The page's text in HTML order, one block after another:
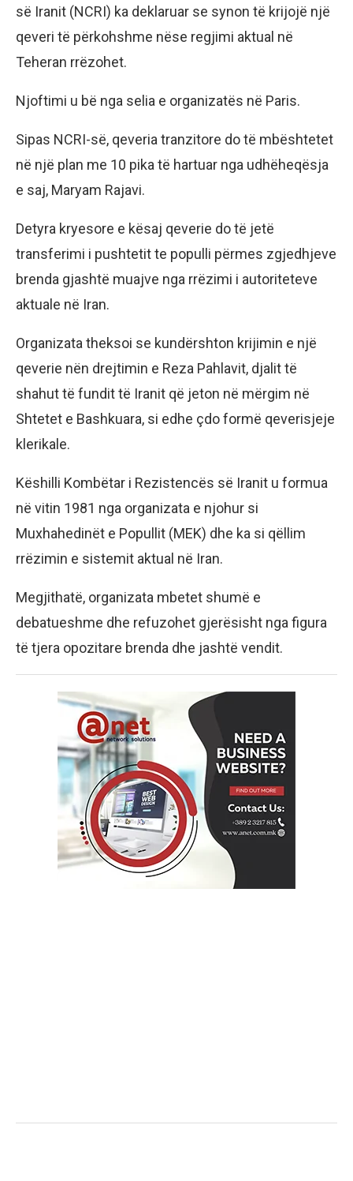
së Iranit (NCRI) ka deklaruar se synon të krijojë një
qeveri të përkohshme nëse regjimi aktual në
Teheran rrëzohet.
Njoftimi u bë nga selia e organizatës në Paris.
Sipas NCRI-së, qeveria tranzitore do të mbështetet
në një plan me 10 pika të hartuar nga udhëheqësja
e saj, Maryam Rajavi.
Detyra kryesore e kësaj qeverie do të jetë
transferimi i pushtetit te populli përmes zgjedhjeve
brenda gjashtë muajve nga rrëzimi i autoriteteve
aktuale në Iran.
Organizata theksoi se kundërshton krijimin e një
qeverie nën drejtimin e Reza Pahlavit, djalit të
shahut të fundit të Iranit që jeton në mërgim në
Shtetet e Bashkuara, si edhe çdo formë qeverisjeje
klerikale.
Këshilli Kombëtar i Rezistencës së Iranit u formua
në vitin 1981 nga organizata e njohur si
Muxhahedinët e Popullit (MEK) dhe ka si qëllim
rrëzimin e sistemit aktual në Iran.
Megjithatë, organizata mbetet shumë e
debatueshme dhe refuzohet gjerësisht nga figura
të tjera opozitare brenda dhe jashtë vendit.